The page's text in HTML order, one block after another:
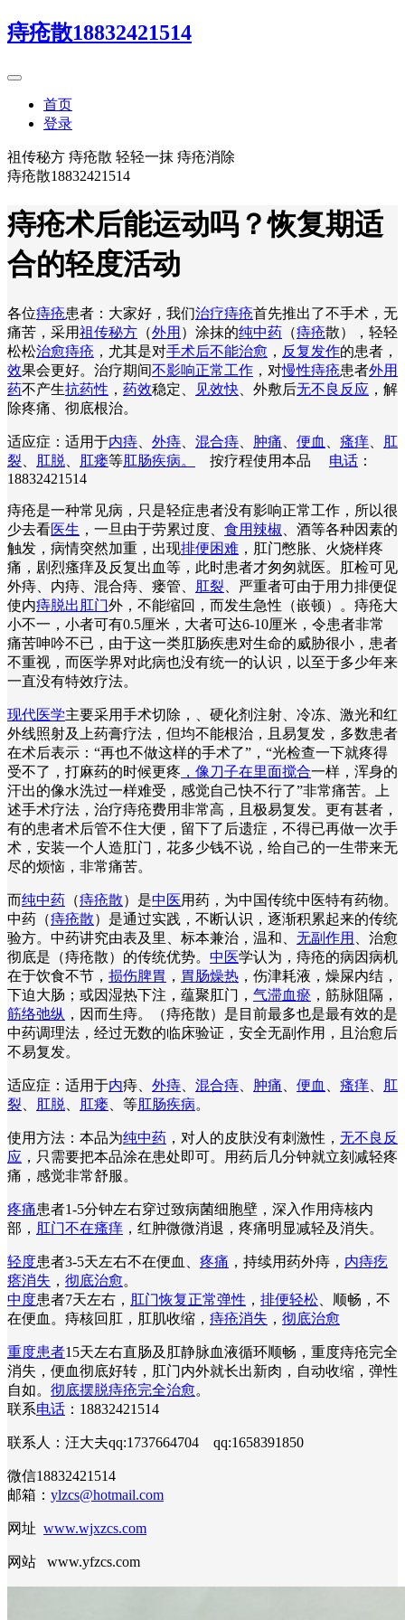
痔疮散18832421514
首页
登录
祖传秘方 痔疮散 轻轻一抹 痔疮消除
痔疮散18832421514
痔疮术后能运动吗？恢复期适
合的轻度活动
各位痔疮患者：大家好，我们治疗痔疮首先推出了不手术，无
痛苦，采用祖传秘方 （外用 ）涂抹的纯中药 （痔疮散），轻轻
松松治愈痔疮 ，尤其是对手术后不能治愈 ， 反复发作的患者，
效果会更好。治疗期间不影响正常工作 ，对慢性痔疮患者外用
药不产生抗药性 ， 药效稳定、 见效快 、外敷后无不良反应 ，解
除疼痛、彻底根治。
适应症：适用于内痔 外痔 混合痔 肿痛 便血 瘙痒
肛
裂
肛脱 肛瘘等肛肠疾病。 按疗程使用本品 电话 ：
18832421514
痔疮是一种常见病，只是轻症患者没有影响正常工作，所以很
少去看医生 ，一旦由于劳累过度、 食用辣椒 、酒等各种因素的
触发，病情突然加重，出现排便困难 ，肛门憋胀、火烧样疼
痛，剧烈瘙痒及反复出血等，此时患者才匆匆就医。肛检可见
外痔、内痔、混合痔、瘘管、
肛裂 、严重者可由于用力排便促
使内痔脱出肛门外，不能缩回，而发生急性（嵌顿）。痔疮大
小不一，小者可有0.5厘米，大者可达6-10厘米，令患者非常
痛苦呻吟不已，由于这一类肛肠疾患对生命的威胁很小，患者
不重视，而医学界对此病也没有统一的认识，以至于多少年来
一直没有特效疗法。
现代医学主要采用手术切除，、硬化剂注射、冷冻、激光和红
外线照射及上药膏疗法，但均不能根治，且易复发，多数患者
在术后表示：“再也不做这样的手术了”，“光检查一下就疼得
受不了，打麻药的时候更疼 ，像刀子在里面搅合一样，浑身的
汗出的像水洗过一样难受，感觉自己快不行了”非常痛苦。上
述手术疗法，治疗痔疮费用非常高，且极易复发。更有甚者，
有的患者术后管不住大便，留下了后遗症，不得已再做一次手
术，安装一个人造肛门，花多少钱不说，给自己的一生带来无
尽的烦恼，非常痛苦。
而纯中药 （痔疮散）是中医用药，为中国传统中医特有药物。
中药（痔疮散）是通过实践，不断认识，逐渐积累起来的传统
验方。中药讲究由表及里、标本兼治，温和、 无副作用
、治愈
彻底是（痔疮散）的传统优势。 中医学认为，痔疮的病因病机
在于饮食不节， 损伤脾胃 ， 胃肠燥热 ，伤津耗液，燥屎内结，
下迫大肠；或因湿热下注，蕴聚肛门， 气滞血瘀 ，筋脉阻隔，
筋络弛纵 ，因而生痔。（痔疮散）是目前最多也是最有效的是
中药调理法，经过无数的临床验证，安全无副作用，且治愈后
不易复发。
适应症：适用于内痔、 外痔 混合痔 肿痛 便血 瘙痒
肛
裂
肛脱 肛瘘 、等肛肠疾病。
使用方法：本品为纯中药 ，对人的皮肤没有刺激性， 无不良反
应 ，只需要把本品涂在患处即可。用药后几分钟就立刻减轻疼
痛，感觉非常舒服。
疼痛患者1-5分钟左右穿过致病菌细胞壁，深入作用痔核内
部， 肛门不在瘙痒 ，红肿微微消退，疼痛明显减轻及消失。
轻度患者3-5天左右不在便血、 疼痛 ，持续用药外痔， 内痔疙
瘩消失 ， 彻底治愈。
中度患者7天左右， 肛门恢复正常弹性 ， 排便轻松 、顺畅，不
在便血。痔核回肛，肛肌收缩， 痔疮消失 ， 彻底治愈
重度患者15天左右直肠及肛静脉血液循环顺畅，重度痔疮完全
消失，便血彻底好转，肛门内外就长出新肉，自动收缩，弹性
自如。 彻底摆脱痔疮完全治愈。
联系电话 ：18832421514
联系人：汪大夫qq:1737664704 qq:1658391850
微信18832421514
邮箱： ylzcs@hotmail.com
网址 www.wjxzcs.com
网站 www.yfzcs.com